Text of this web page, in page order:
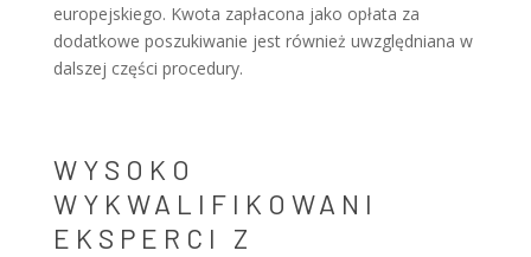
europejskiego. Kwota zapłacona jako opłata za
dodatkowe poszukiwanie jest również uwzględniana w
dalszej części procedury.
WYSOKO
WYKWALIFIKOWANI
EKSPERCI Z